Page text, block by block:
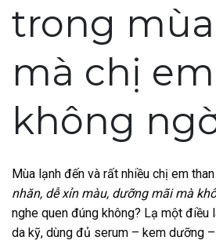
trong
mà chị em
không
Mùa lạnh đến và rất nhiều chị em than
nhăn, dễ xỉn màu, dưỡng mãi mà
nghe quen đúng không? Lạ một điều
da kỹ, dùng đủ serum – kem dưỡng